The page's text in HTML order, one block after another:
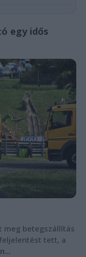
egy idős
meg betegszállítás
tett, a